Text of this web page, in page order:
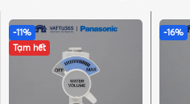
-11%
Tạm hết
-16%